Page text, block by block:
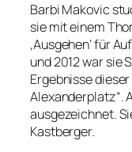
Barbi Makovic
sie mit einem
‚Ausgehen‘ für
und 2012 war sie
Ergebnisse
Alexanderplatz“.
ausgezeichnet.
Kastberger.